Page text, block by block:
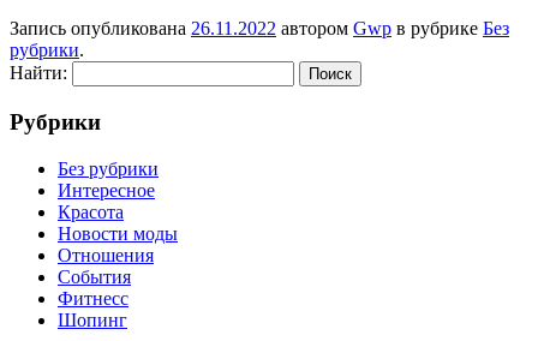
Запись опубликована 26.11.2022 автором Gwp в рубрике Без
рубрики.
Найти:
Рубрики
Без рубрики
Интересное
Красота
Новости моды
Отношения
События
Фитнесс
Шопинг